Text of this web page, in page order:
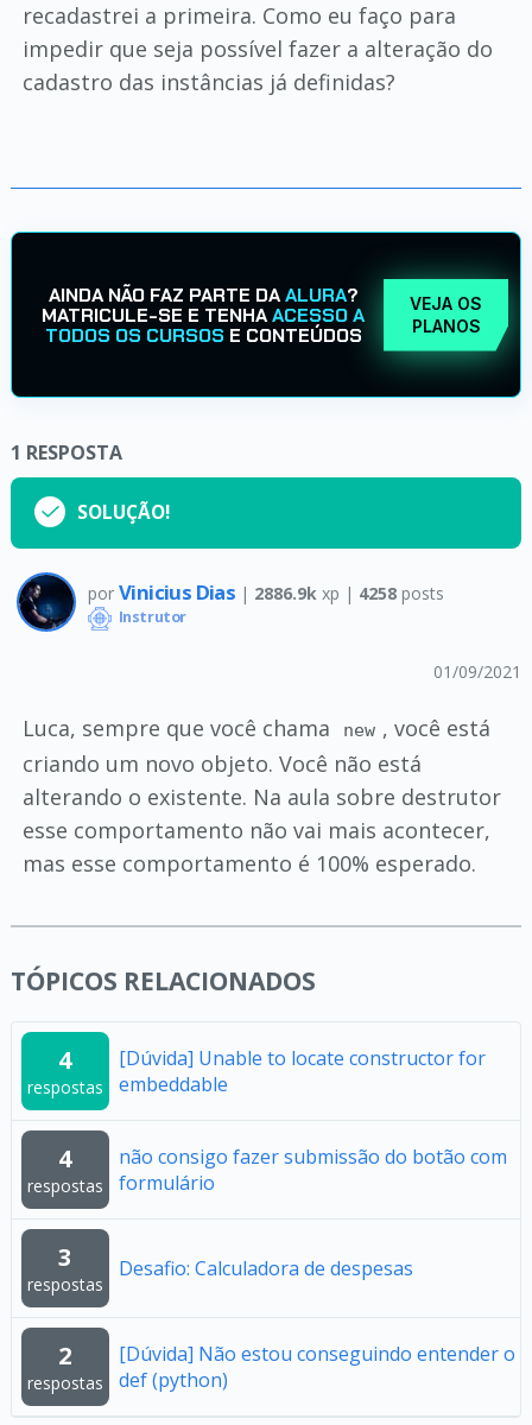
recadastrei a primeira. Como eu faço para
impedir que seja possível fazer a alteração do
cadastro das instâncias já definidas?
AINDA NÃO FAZ PARTE DAALURA?
MATRICULE-SE E TENHAACESSO A
TODOS OS CURSOS E CONTEÚDOS
VEJA OS
PLANOS
1 RESPOSTA
SOLUÇÃO!
por Vinicius Dias | 2886.9k xp | 4258posts
Instrutor
01/09/2021
Luca, sempre que você chama new , você está
criando um novo objeto. Você não está
alterando o existente. Na aula sobre destrutor
esse comportamento não vai mais acontecer,
mas esse comportamento é 100% esperado.
TÓPICOS RELACIONADOS
4
respostas
[Dúvida] Unable to locate constructor for
embeddable
4
respostas
não consigo fazer submissão do botão com
formulário
3
respostas
Desafio: Calculadora de despesas
2
respostas
[Dúvida] Não estou conseguindo entender o
def (python)